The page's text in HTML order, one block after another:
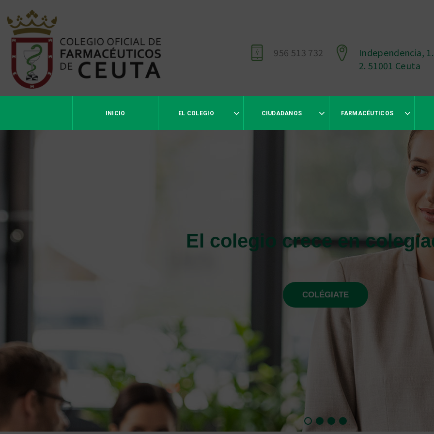
956 513 732
Independencia,
2. 51001 Ceuta
INICIO EL COLEGIO CIUDADANOS FARMACÉUTICOS
Tu farmacéutic@
cerca de ti
ENCUENTRA TU FARMACIA